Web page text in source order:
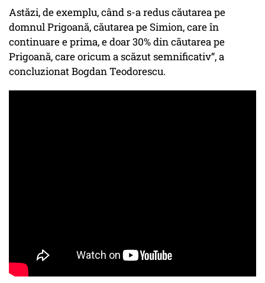
Astăzi, de exemplu, când s-a redus căutarea pe
domnul Prigoană, căutarea pe Simion, care în
continuare e prima, e doar 30% din căutarea pe
Prigoană, care oricum a scăzut semnificativ“, a
concluzionat Bogdan Teodorescu.